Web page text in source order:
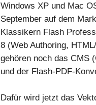
Windows XP und Mac
September auf dem
Klassikern Flash
8 (Web Authoring,
gehören noch das CMS
und der Flash-PDF-
Dafür wird jetzt das